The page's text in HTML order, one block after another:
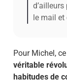
le mail et
Pour Michel,
véritable
habitudes de